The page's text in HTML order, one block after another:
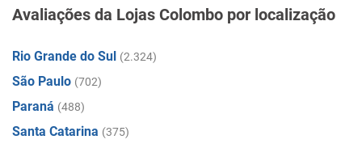
Avaliações da Lojas Colombo por localização
Rio Grande do Sul (2.324)
São Paulo (702)
Paraná (488)
Santa Catarina (375)